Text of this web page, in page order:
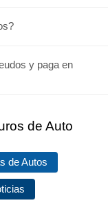
y paga en
de Auto
de Autos